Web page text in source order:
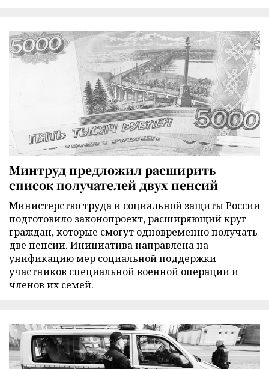
Минтруд предложил расширить
список получателей двух пенсий
Министерство труда и социальной защиты России
подготовило законопроект, расширяющий круг
граждан, которые смогут одновременно получать
две пенсии. Инициатива направлена на
унификацию мер социальной поддержки
участников специальной военной операции и
членов их семей.